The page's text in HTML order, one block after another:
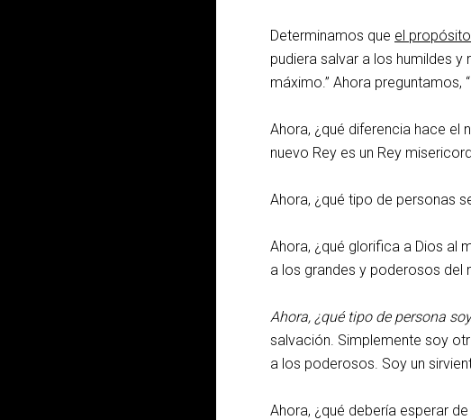
Determinamos que el
pudiera salvar a los humildes
máximo.” Ahora preguntamos,
Ahora, ¿qué diferencia hace el
nuevo Rey es un Rey
Ahora, ¿qué tipo de personas
Ahora, ¿qué glorifica a Dios al
a los grandes y poderosos del
Ahora, ¿qué tipo de persona
salvación. Simplemente soy
a los poderosos. Soy un
Ahora, ¿qué debería esperar